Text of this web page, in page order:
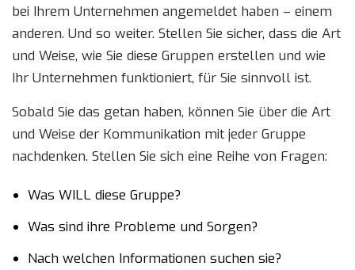
bei Ihrem Unternehmen angemeldet haben – einem
anderen. Und so weiter. Stellen Sie sicher, dass die Art
und Weise, wie Sie diese Gruppen erstellen und wie
Ihr Unternehmen funktioniert, für Sie sinnvoll ist.
Sobald Sie das getan haben, können Sie über die Art
und Weise der Kommunikation mit jeder Gruppe
nachdenken. Stellen Sie sich eine Reihe von Fragen:
Was WILL diese Gruppe?
Was sind ihre Probleme und Sorgen?
Nach welchen Informationen suchen sie?